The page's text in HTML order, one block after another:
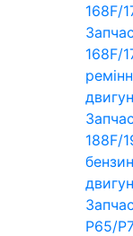
168F/
168F/
188F/
P65/